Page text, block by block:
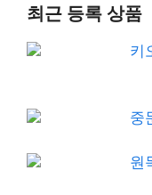
최근 등록 상품
키
중
원